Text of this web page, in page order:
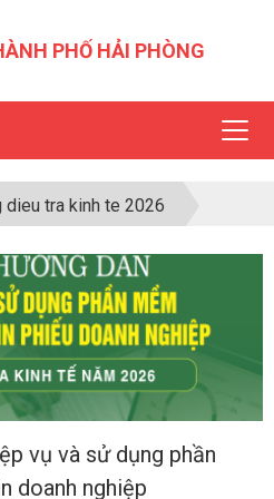
PHỐ HẢI PHÒNG
dieu tra kinh te 2026
vụ và sử dụng phần
doanh nghiệp